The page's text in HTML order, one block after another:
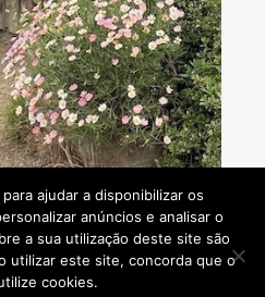
- Agente de Viagens
ajudar a disponibilizar os
anúncios e analisar o
a sua utilização deste site são
utilizar este site, concorda que o
cookies.